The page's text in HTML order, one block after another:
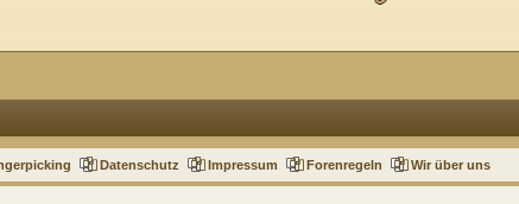
Datenschutz Impressum Forenregeln Wir über uns